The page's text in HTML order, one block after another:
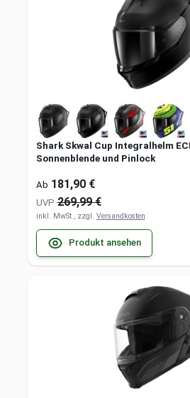
Shark Skwal Cup Integralhelm
Sonnenblende und Pinlock
Ab 181,90 €
UVP 269,99 €
inkl. MwSt., zzgl. Versandkosten
Produkt ansehen